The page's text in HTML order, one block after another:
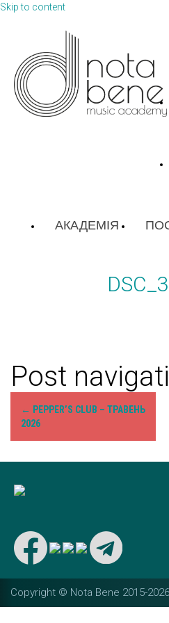
Skip to content
АКАДЕМІЯ
Post
← PEPPER’S CLUB – ТРАВЕНЬ
2026
Copyright © Nota Bene 2015-